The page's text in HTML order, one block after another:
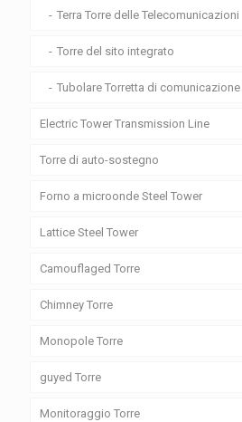
Terra Torre delle Telecomunicazioni
Torre del sito integrato
Tubolare Torretta di comunicazione
Electric Tower Transmission Line
Torre di auto-sostegno
Forno a microonde Steel Tower
Lattice Steel Tower
Camouflaged Torre
Chimney Torre
Monopole Torre
guyed Torre
Monitoraggio Torre